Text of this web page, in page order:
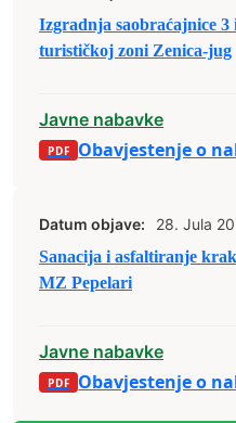
Izgradnja saobraćajnice
turističkoj zoni Zenica-jug
Javne nabavke
Obavjestenje o
Datum objave:
28. Jula
Sanacija i asfaltiranje
MZ Pepelari
Javne nabavke
Obavjestenje o